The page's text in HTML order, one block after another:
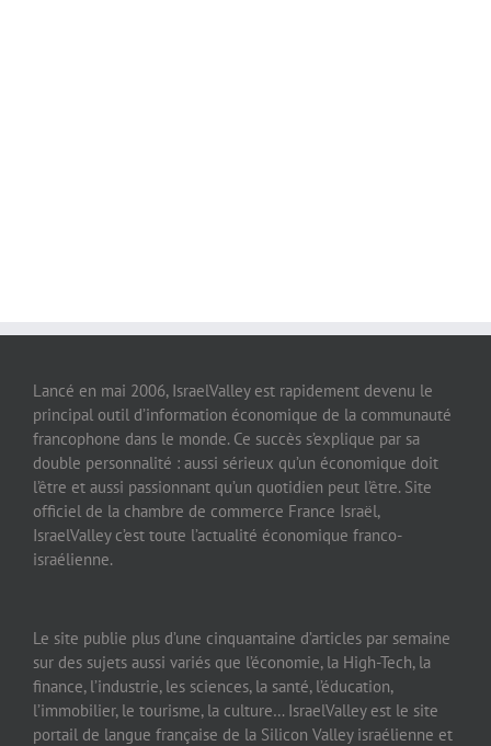
Lancé en mai 2006, IsraelValley est rapidement devenu le
principal outil d’information économique de la communauté
francophone dans le monde. Ce succès s’explique par sa
double personnalité : aussi sérieux qu’un économique doit
l’être et aussi passionnant qu’un quotidien peut l’être. Site
officiel de la chambre de commerce France Israël,
IsraelValley c’est toute l’actualité économique franco-
israélienne.
Le site publie plus d’une cinquantaine d’articles par semaine
sur des sujets aussi variés que l’économie, la High-Tech, la
finance, l’industrie, les sciences, la santé, l’éducation,
l’immobilier, le tourisme, la culture… IsraelValley est le site
portail de langue française de la Silicon Valley israélienne et